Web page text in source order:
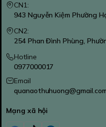
CN1:
943 Nguyễn Kiệm Phường
CN2:
254 Phan Đình Phùng,
Hotline
0977000017
Email
Mạng xã hội